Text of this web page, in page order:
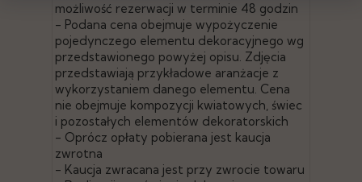
możliwość rezerwacji w terminie 48 godzin
- Podana cena obejmuje wypożyczenie
pojedynczego elementu dekoracyjnego wg
przedstawionego powyżej opisu. Zdjęcia
przedstawiają przykładowe aranżacje z
wykorzystaniem danego elementu. Cena
nie obejmuje kompozycji kwiatowych, świec
i pozostałych elementów dekoratorskich
- Oprócz opłaty pobierana jest kaucja
zwrotna
- Kaucja zwracana jest przy zwrocie towaru